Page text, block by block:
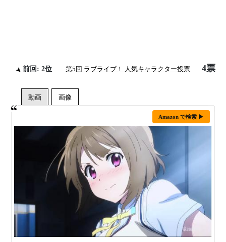
前回: 2位 第5回 ラブライブ！ 人気キャラクター投票 4票
Amazon で検索 ▶